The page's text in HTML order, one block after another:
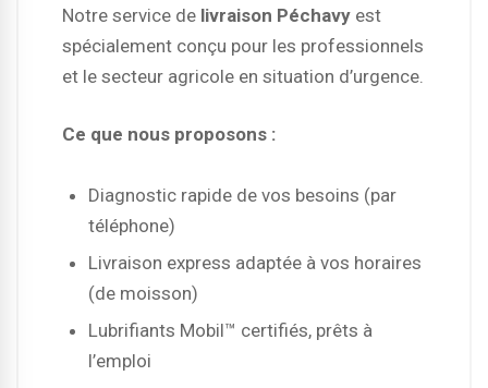
Notre service de livraison Péchavy est
spécialement conçu pour les professionnels
et le secteur agricole en situation d’urgence.
Ce que nous proposons :
Diagnostic rapide de vos besoins (par
téléphone)
Livraison express adaptée à vos horaires
(de moisson)
Lubrifiants Mobil™ certifiés, prêts à
l’emploi